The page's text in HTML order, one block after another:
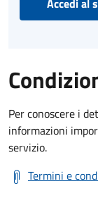
Per conoscere i
informazioni
servizio.
Termini e